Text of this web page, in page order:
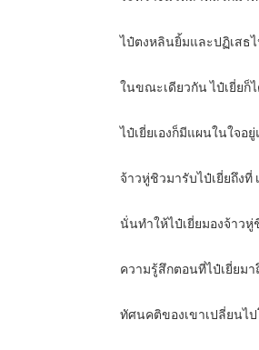
ไป๋ตงหลินยิ้มและปฏิเสธ
ในขณะเดียวกัน ไป๋เยี่ยก็
ไป๋เยี่ยเองก็มีแผนในใจ
จ้าวหู่ชิวมารับไป๋เยี่ยถึงที่
นั่นทำให้ไป๋เยี่ยมองจ้าว
ความรู้สึกตอนที่ไป๋เยี่ยม
ทัศนคติของเขาเปลี่ยนไ